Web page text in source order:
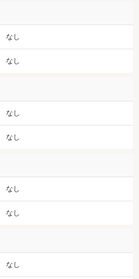
なし
なし
なし
なし
なし
なし
なし